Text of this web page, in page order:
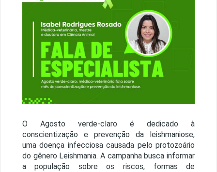
O Agosto verde-claro é dedicado à
conscientização e prevenção da leishmaniose,
uma doença infecciosa causada pelo protozoário
do gênero Leishmania. A campanha busca informar
a população sobre os riscos, formas de